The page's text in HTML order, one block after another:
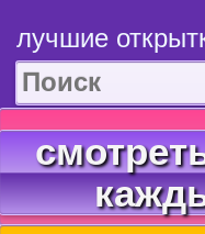
лучшие